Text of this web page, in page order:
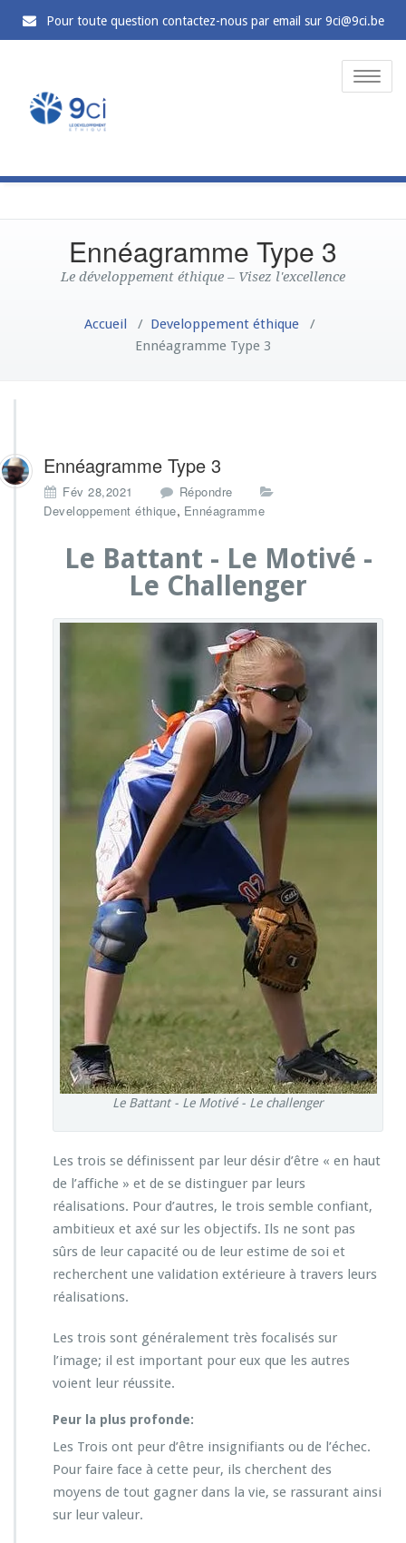
Pour toute question contactez-nous par email sur 9ci@9ci.be
Toggle
Ennéagramme Type 3
Le développement éthique – Visez l'excellence
Accueil / Developpement éthique/
Ennéagramme Type 3
Ennéagramme Type 3
Fév 28,2021
Répondre
Developpement éthique, Ennéagramme
Le Battant - Le Motivé -
Le Challenger
Le Battant - Le Motivé - Le challenger
Les trois se définissent par leur désir d’être « en haut
de l’affiche » et de se distinguer par leurs
réalisations. Pour d’autres, le trois semble confiant,
ambitieux et axé sur les objectifs. Ils ne sont pas
sûrs de leur capacité ou de leur estime de soi et
recherchent une validation extérieure à travers leurs
réalisations.
Les trois sont généralement très focalisés sur
l’image; il est important pour eux que les autres
voient leur réussite.
Peur la plus profonde:
Les Trois ont peur d’être insignifiants ou de l’échec.
Pour faire face à cette peur, ils cherchent des
moyens de tout gagner dans la vie, se rassurant ainsi
sur leur valeur.